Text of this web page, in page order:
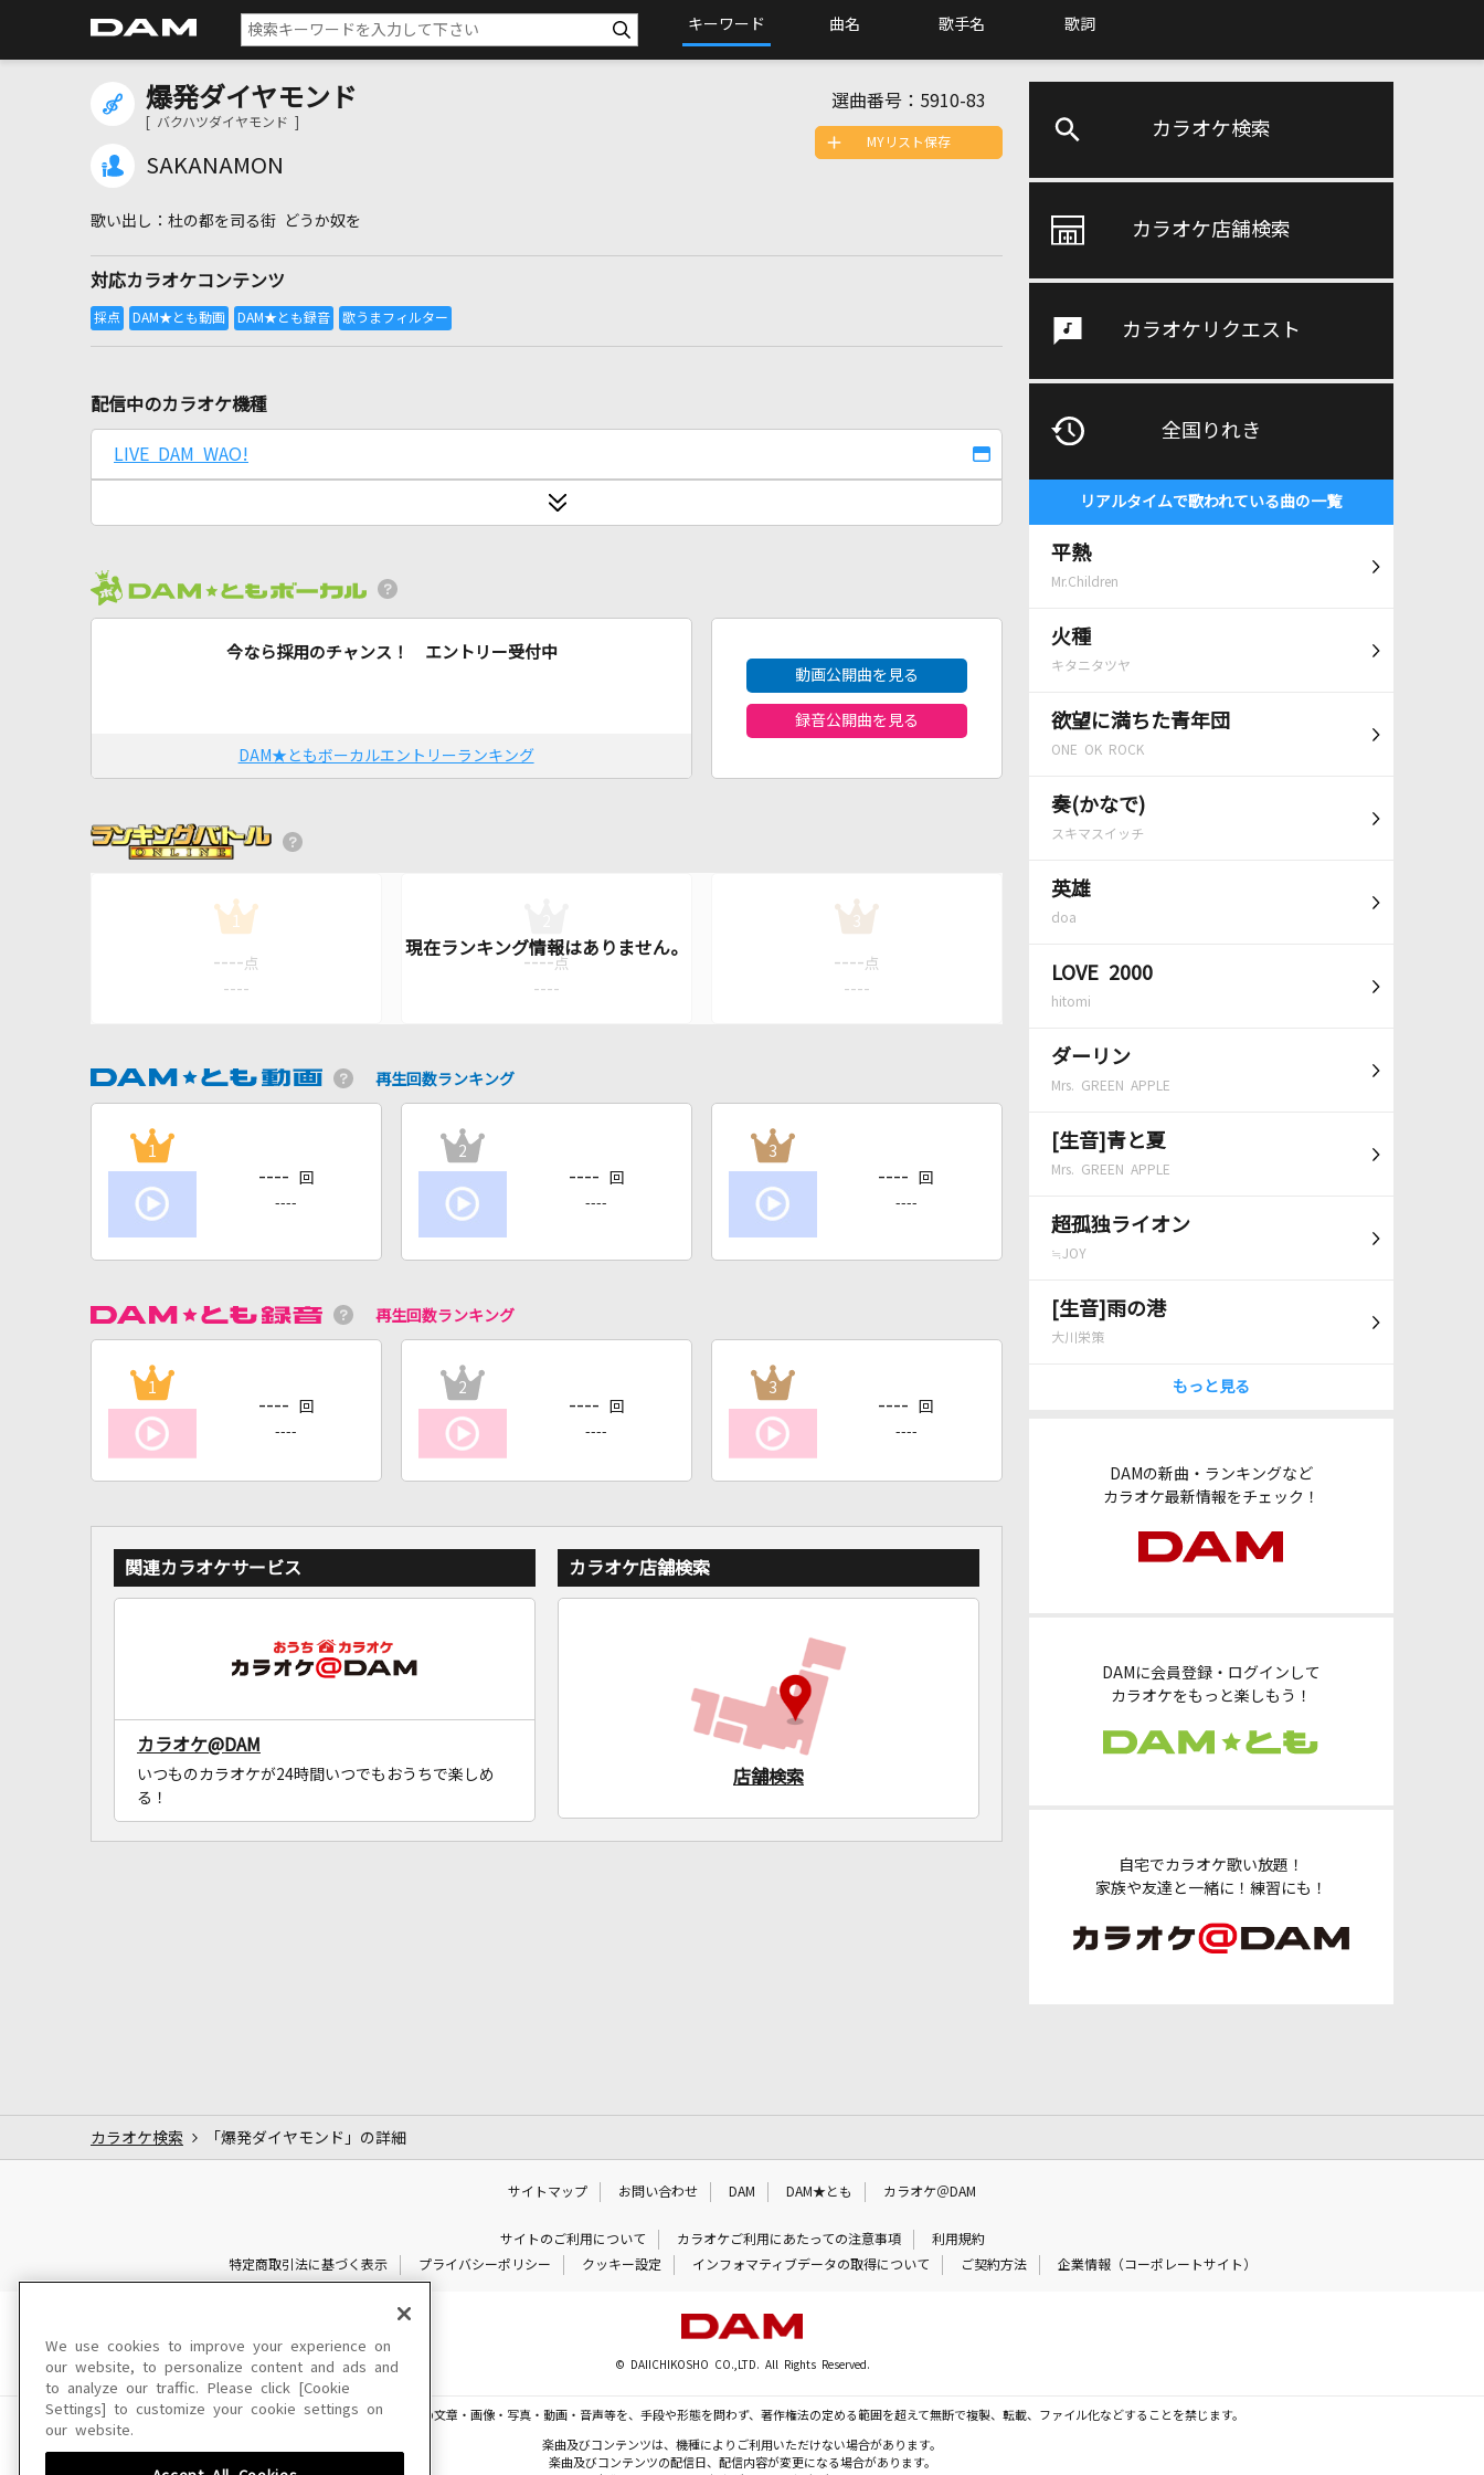
キーワード 曲名 歌手名 歌詞
カラオケ検索
カラオケ店舗検索
カラオケリクエスト
全国りれき
リアルタイムで歌われている曲の一覧
平熱
Mr.Children
火種
キタニタツヤ
欲望に満ちた青年団
ONE OK ROCK
奏(かなで)
スキマスイッチ
英雄
doa
LOVE 2000
hitomi
ダーリン
Mrs. GREEN APPLE
[生音]青と夏
Mrs. GREEN APPLE
超孤独ライオン
≒JOY
[生音]雨の港
大川栄策
もっと見る
DAMの新曲・ランキングなど
カラオケ最新情報をチェック！
DAMに会員登録・ログインして
カラオケをもっと楽しもう！
自宅でカラオケ歌い放題！
家族や友達と一緒に！練習にも！
爆発ダイヤモンド
[ バクハツダイヤモンド ]
SAKANAMON
選曲番号： 5910-83
杜の都を司る街 どうか奴を
対応カラオケコンテンツ
MYリスト保存
配信中のカラオケ機種
LIVE DAM WAO!
今なら採用のチャンス！ エントリー受付中
DAM★ともボーカルエントリーランキング
動画公開曲を見る
録音公開曲を見る
1
---- 点
----
---- 点
----
3
---- 点
----
再生回数ランキング
1
---- 回
----
2
---- 回
----
3
---- 回
----
再生回数ランキング
1
---- 回
----
2
---- 回
----
3
---- 回
----
関連カラオケサービス
カラオケ@DAM
いつものカラオケが24時間いつでもおうちで楽しめ
る！
カラオケ店舗検索
店舗検索
カラオケ検索 「爆発ダイヤモンド」の詳細
サイトマップ お問い合わせ DAM DAM★とも カラオケ＠DAM
サイトのご利用について カラオケご利用にあたっての注意事項
利用規約
特定商取引法に基づく表示
プライバシーポリシー クッキー設定 インフォマティブデータの取得について ご契約方法 企業情報（コーポレートサイト）
© DAIICHIKOSHO CO.,LTD. All Rights Reserved.
このサイトに掲載されている一切の文章・画像・写真・動画・音声等を、手段や形態を問わず、著作権法の定める範囲を超えて無断で複製、転載、ファイル化などすることを禁じます。
楽曲及びコンテンツは、機種によりご利用いただけない場合があります。
楽曲及びコンテンツの配信日、配信内容が変更になる場合があります。
We use cookies to improve your experience on
our website, to personalize content and ads and
to analyze our traffic. Please click [Cookie
Settings] to customize your cookie settings on
our website.